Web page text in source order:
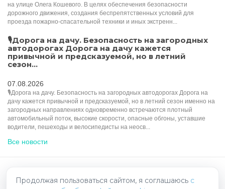
на улице Олега Кошевого. В целях обеспечения безопасности
дорожного движения, создания беспрепятственных условий для
проезда пожарно-спасательной техники и иных экстренн...
🎙️Дорога на дачу. Безопасность на загородных
автодорогах Дорога на дачу кажется
привычной и предсказуемой, но в летний
сезон...
07.08.2026
🎙️Дорога на дачу. Безопасность на загородных автодорогах Дорога на
дачу кажется привычной и предсказуемой, но в летний сезон именно на
загородных направлениях одновременно встречаются плотный
автомобильный поток, высокие скорости, опасные обгоны, уставшие
водители, пешеходы и велосипедисты на неосв...
Все новости
HelpRadar.ru - взаимопомощь на дорогах
Продолжая пользоваться сайтом, я соглашаюсь с